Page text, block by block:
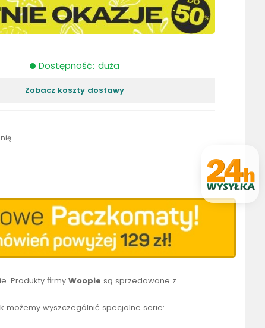
Dostępność: duża
Zobacz koszty dostawy
Produkty firmyWoopie są sprzedawane z
wyszczególnić specjalne serie: